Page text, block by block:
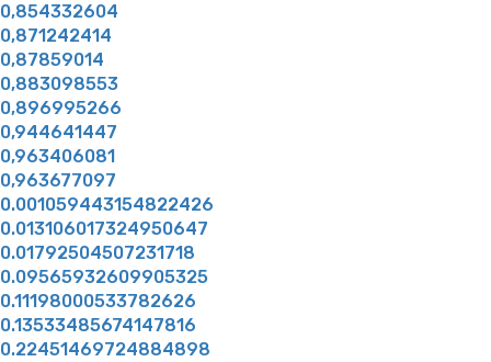
0,854332604
0,871242414
0,87859014
0,883098553
0,896995266
0,944641447
0,963406081
0,963677097
0.001059443154822426
0.013106017324950647
0.01792504507231718
0.09565932609905325
0.11198000533782626
0.13533485674147816
0.22451469724884898